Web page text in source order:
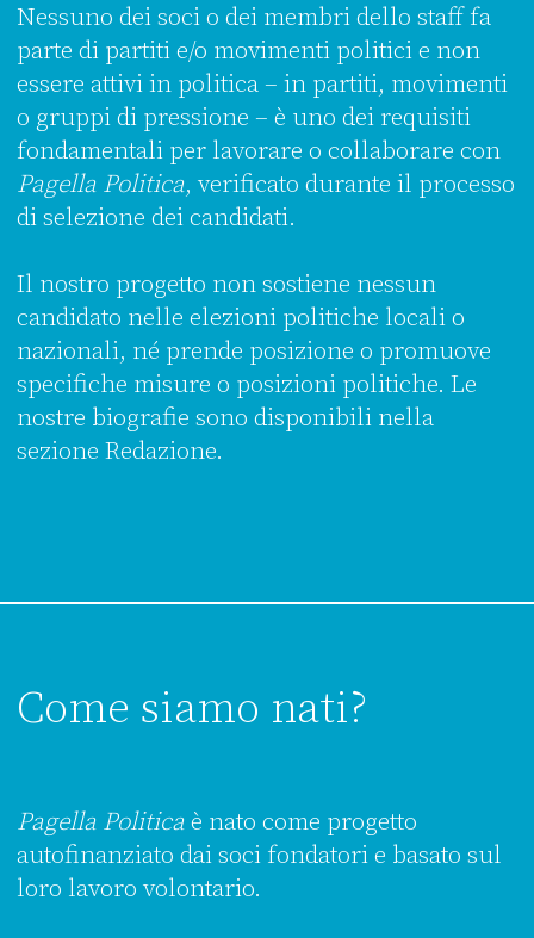
Nessuno dei soci o dei membri dello staff fa
parte di partiti e/o movimenti politici e non
essere attivi in politica – in partiti, movimenti
o gruppi di pressione – è uno dei requisiti
fondamentali per lavorare o collaborare con
Pagella Politica, verificato durante il processo
di selezione dei candidati.
Il nostro progetto non sostiene nessun
candidato nelle elezioni politiche locali o
nazionali, né prende posizione o promuove
specifiche misure o posizioni politiche. Le
nostre biografie sono disponibili nella
sezione Redazione.
Come siamo nati?
Pagella Politicaè nato come progetto
autofinanziato dai soci fondatori e basato sul
loro lavoro volontario.